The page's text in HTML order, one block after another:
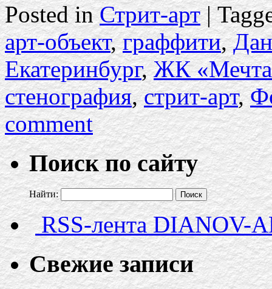
Posted in Стрит-арт |
арт-объект,граффити,
Екатеринбург,ЖК
стенография,стрит-арт,
comment
Поиск по сайту
Найти:
RSS-лента DIANOV-
Свежие записи